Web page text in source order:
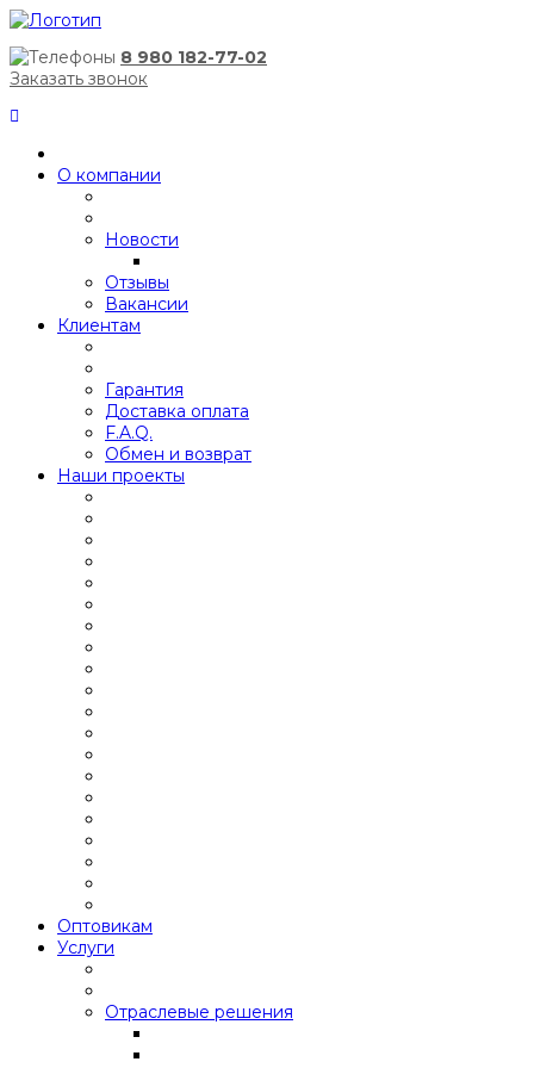
8 980 182-77-02
Заказать звонок
О компании
Новости
Отзывы
Вакансии
Клиентам
Гарантия
Доставка оплата
F.A.Q.
Обмен и возврат
Наши проекты
Оптовикам
Услуги
Отраслевые решения